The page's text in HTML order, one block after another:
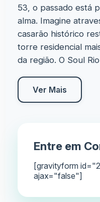
53, o passado está
alma. Imagine
casarão histórico
torre residencial
da região. O Soul
Ver Mais
Entre em
[gravityform
ajax="false"]